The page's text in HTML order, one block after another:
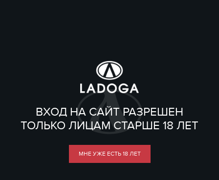
ВХОД НА САЙТ РАЗРЕШЕН
ТОЛЬКО ЛИЦАМ СТАРШЕ 18 ЛЕТ
МНЕ УЖЕ ЕСТЬ 18 ЛЕТ